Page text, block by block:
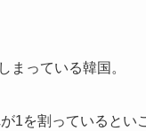
まっている韓国。
1を割っているとい